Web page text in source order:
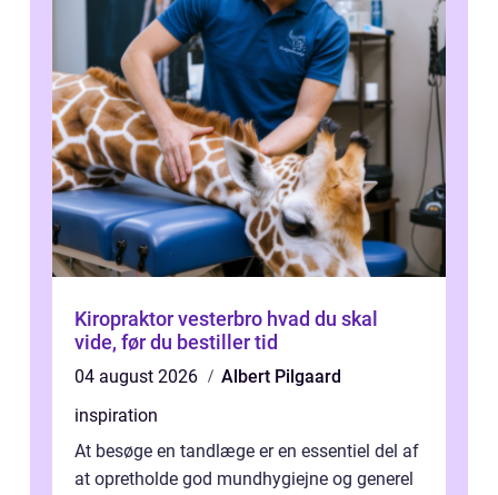
Kiropraktor vesterbro hvad du skal
vide, før du bestiller tid
04 august 2026
Albert Pilgaard
inspiration
At besøge en tandlæge er en essentiel del af
at opretholde god mundhygiejne og generel